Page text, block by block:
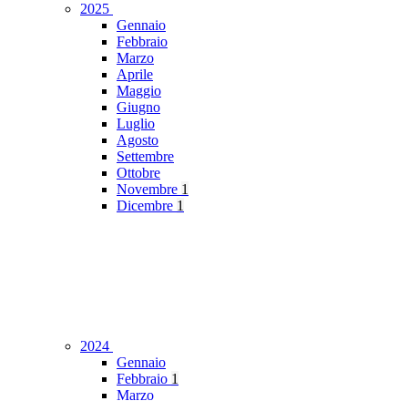
2025
Gennaio
Febbraio
Marzo
Aprile
Maggio
Giugno
Luglio
Agosto
Settembre
Ottobre
Novembre 1
Dicembre 1
2024
Gennaio
Febbraio 1
Marzo